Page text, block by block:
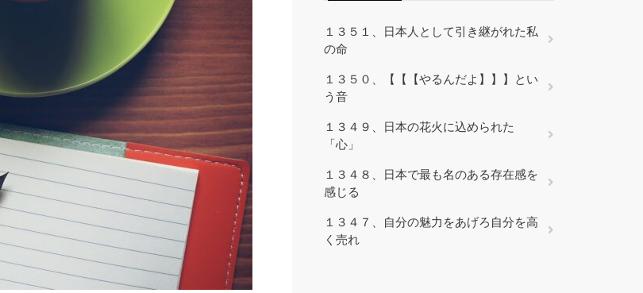
１３５１、日本人として引き継がれた私
の命
１３５０、【【【やるんだよ】】】とい
う音
１３４９、日本の花火に込められた
「心」
１３４８、日本で最も名のある存在感を
感じる
１３４７、自分の魅力をあげろ自分を高
く売れ